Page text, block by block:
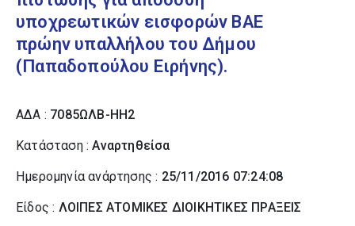
υποχρεωτικών εισφορών ΒΑΕ
πρώην υπαλλήλου του Δήμου
(Παπαδοπούλου Ειρήνης).
ΑΔΑ : 7085ΩΛΒ-ΗΗ2
Κατάσταση :Αναρτηθείσα
Ημερομηνία ανάρτησης : 25/11/2016 07:24:08
Είδος : ΛΟΙΠΕΣ ΑΤΟΜΙΚΕΣ ΔΙΟΙΚΗΤΙΚΕΣ ΠΡΑΞΕΙΣ